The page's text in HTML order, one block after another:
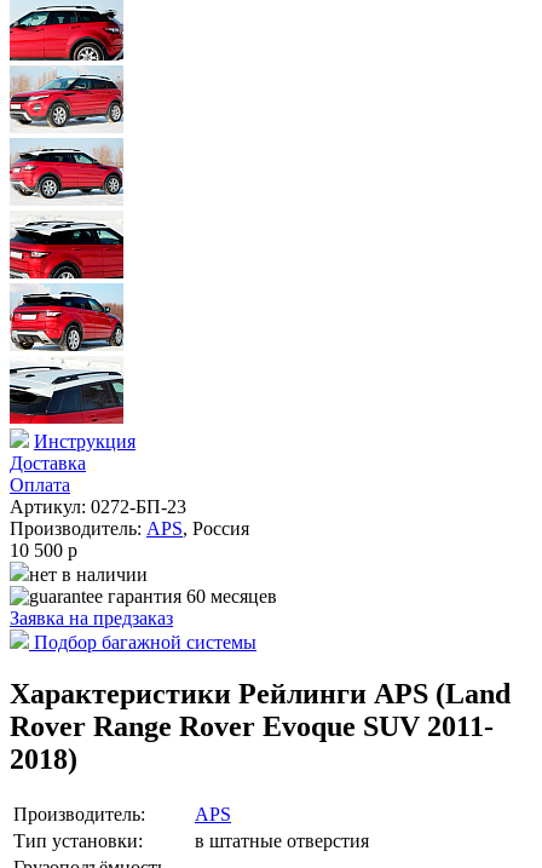
Инструкция
Доставка
Оплата
Артикул: 0272-БП-23
Производитель: APS, Россия
10 500 p
нет в наличии
гарантия 60 месяцев
Заявка на предзаказ
Подбор багажной системы
Характеристики Рейлинги APS (Land
Rover Range Rover Evoque SUV 2011-
2018)
Производитель:
APS
Тип установки:
в штатные отверстия